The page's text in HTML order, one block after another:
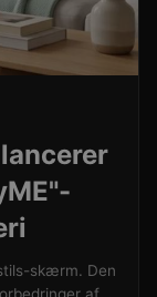
skærm. Den